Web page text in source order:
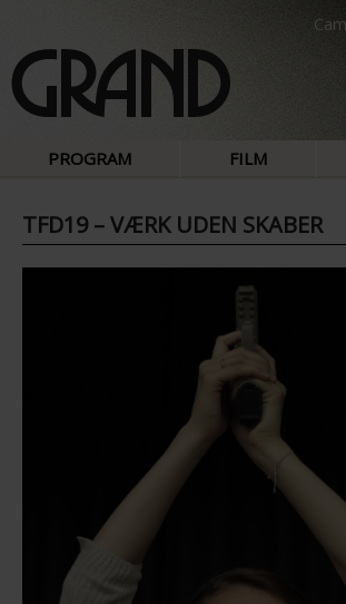
PROGRAM FILM
TFD19 – VÆRK UDEN SKABER